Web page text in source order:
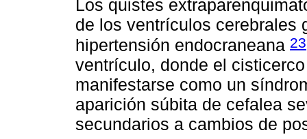
Los quistes
de los ventrículos cerebrales
hipertensión endocraneana 23
ventrículo, donde el
manifestarse como un
aparición súbita de cefalea
secundarios a cambios de